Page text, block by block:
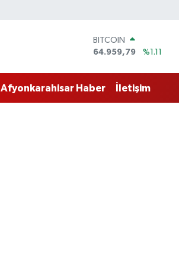
64.959,79
DOLAR
55,2510
%0.32
STERLİN
Afyonkarahisar Haber İletişim